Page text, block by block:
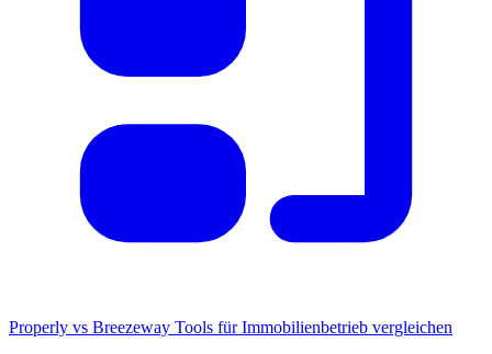
Properly vs Breezeway Tools für Immobilienbetrieb vergleichen